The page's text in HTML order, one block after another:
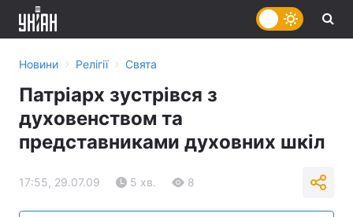
Новини › Релігії › Свята
Патріарх зустрівся з
духовенством та
представниками духовних шкіл
17:55, 29.07.09 5 хв. 8